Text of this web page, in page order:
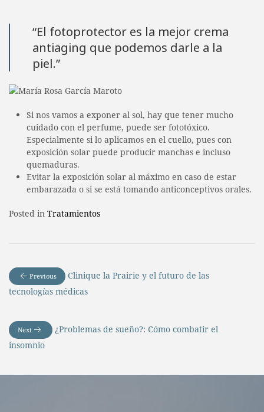
“El fotoprotector es la mejor crema
antiaging que podemos darle a la
piel.”
Si nos vamos a exponer al sol, hay que tener mucho
cuidado con el perfume, puede ser fototóxico.
Especialmente si lo aplicamos en el cuello, pues con
exposición solar puede producir manchas e incluso
quemaduras.
Evitar la exposición solar al máximo en caso de estar
embarazada o si se está tomando anticonceptivos orales.
Posted in Tratamientos
Previous
Clinique la Prairie y el futuro de las
tecnologías médicas
Next
¿Problemas de sueño?: Cómo combatir el
insomnio